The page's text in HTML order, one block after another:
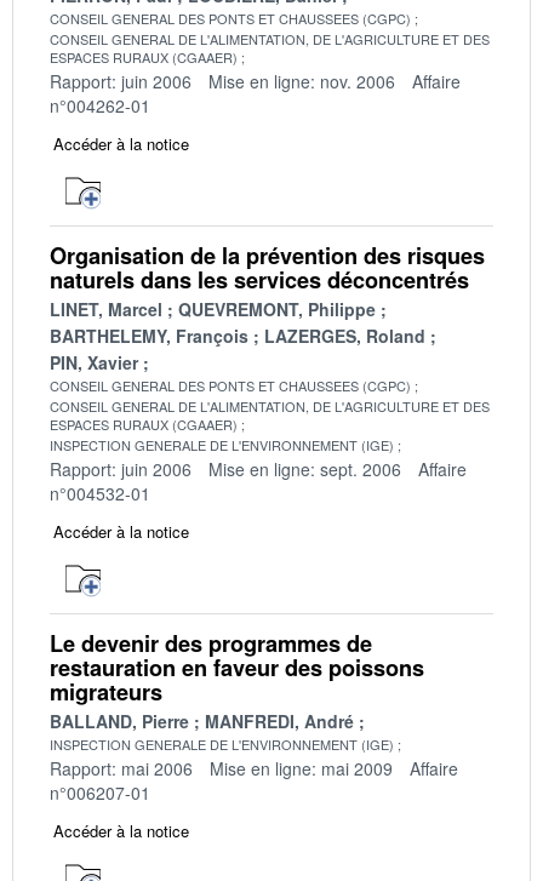
CONSEIL GENERAL DES PONTS ET CHAUSSEES (CGPC)
CONSEIL GENERAL DE L'ALIMENTATION, DE L'AGRICULTURE ET DES
ESPACES RURAUX (CGAAER)
Rapport: juin 2006 Mise en ligne: nov. 2006
Affaire
n°004262-01
Accéder à la notice
Organisation de la prévention des risques
naturels dans les services déconcentrés
LINET, Marcel
QUEVREMONT, Philippe
BARTHELEMY, François
LAZERGES, Roland
PIN, Xavier
CONSEIL GENERAL DES PONTS ET CHAUSSEES (CGPC)
CONSEIL GENERAL DE L'ALIMENTATION, DE L'AGRICULTURE ET DES
ESPACES RURAUX (CGAAER)
INSPECTION GENERALE DE L'ENVIRONNEMENT (IGE)
Rapport: juin 2006 Mise en ligne: sept. 2006
Affaire
n°004532-01
Accéder à la notice
Le devenir des programmes de
restauration en faveur des poissons
migrateurs
BALLAND, Pierre MANFREDI, André
INSPECTION GENERALE DE L'ENVIRONNEMENT (IGE)
Rapport: mai 2006 Mise en ligne: mai 2009
Affaire
n°006207-01
Accéder à la notice